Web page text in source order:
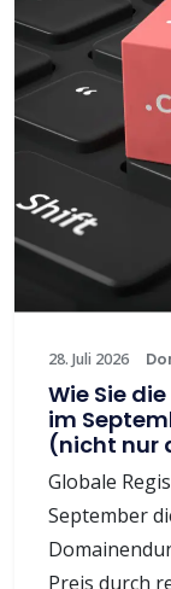
28. Juli 2026
Wie Sie
im
(nicht nur
Globale
September
Preis durch